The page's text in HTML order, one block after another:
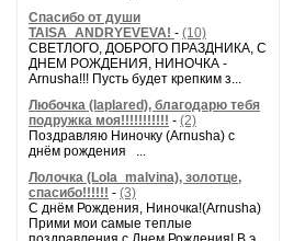
Спасибо от души
TAISA_ANDRYEVEVA! - (10)
СВЕТЛОГО, ДОБРОГО ПРАЗДНИКА, С
ДНЕМ РОЖДЕНИЯ, НИНОЧКА -
Arnusha!!! Пусть будет крепким з...
Любочка (laplared), благодарю тебя
подружка моя!!!!!!!!!!! - (2)
Поздравляю Ниночку (Arnusha) с
днём рождения ...
Лолочка (Lola_malvina), золотце,
спасибо!!!!!! - (3)
С днём Рождения, Ниночка!(Аrnusha)
Прими мои самые теплые